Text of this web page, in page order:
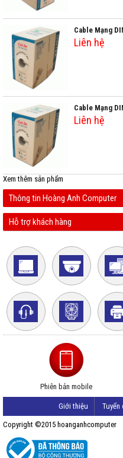
Cable Mạng
Liên hệ
Cable Mạng
Liên hệ
Xem thêm sản phẩm
Thông tin Hoàng Anh Computer
Hỗ trợ khách hàng
Phiên bản mobile
Giới thiệu Tuyển
Copyright ©2015 hoanganhcomputer